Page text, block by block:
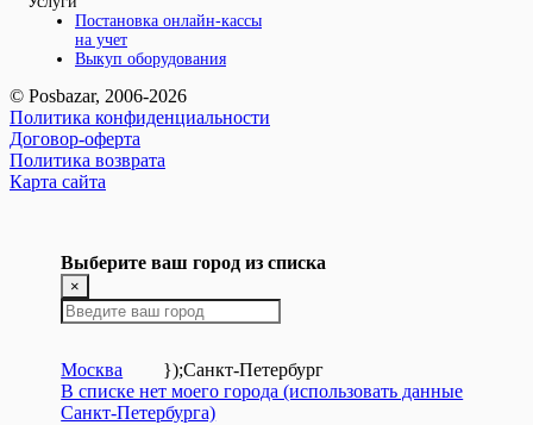
Постановка онлайн-кассы
на учет
Выкуп оборудования
© Posbazar, 2006-2026
Политика конфиденциальности
Договор-оферта
Политика возврата
Карта сайта
Выберите ваш город из списка
×
Москва });Санкт-Петербург
В списке нет моего города (использовать данные
Санкт-Петербурга)